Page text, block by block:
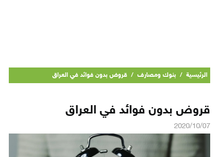
الرئيسية / بنوك ومصارف / قروض بدون فوائد في العراق
قروض بدون فوائد في العراق
2020/10/07